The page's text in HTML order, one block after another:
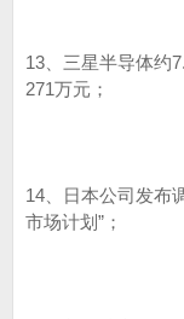
13、三星半导体约
271万元；
14、日本公司发布
市场计划”；